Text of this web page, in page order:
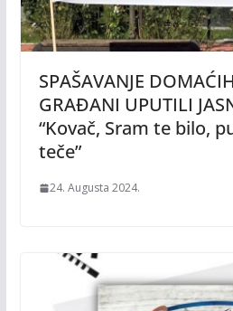
SPAŠAVANJE
GRAĐANI UPUTILI
“Kovač, Sram te bilo,
teče”
24. Augusta 2024.